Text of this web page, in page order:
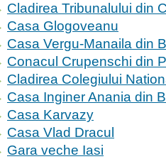
Cladirea Tribunalului din
Casa Glogoveanu
Casa Vergu-Manaila din
Conacul Crupenschi din
Cladirea Colegiului
Casa Inginer Anania din
Casa Karvazy
Casa Vlad Dracul
Gara veche Iasi